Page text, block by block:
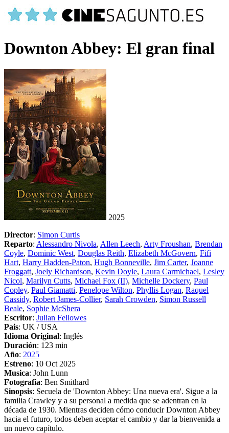
Downton Abbey: El gran final
2025
Director: Simon Curtis
Reparto: Alessandro Nivola, Allen Leech, Arty Froushan, Brendan
Coyle, Dominic West, Douglas Reith, Elizabeth McGovern, Fifi
Hart, Harry Hadden-Paton, Hugh Bonneville, Jim Carter, Joanne
Froggatt, Joely Richardson, Kevin Doyle, Laura Carmichael, Lesley
Nicol, Marilyn Cutts, Michael Fox (II), Michelle Dockery, Paul
Copley, Paul Giamatti, Penelope Wilton, Phyllis Logan, Raquel
Cassidy, Robert James-Collier, Sarah Crowden, Simon Russell
Beale, Sophie McShera
Escritor: Julian Fellowes
Pais: UK / USA
Idioma Original: Inglés
Duración: 123 min
Año: 2025
Estreno: 10 Oct 2025
Musica: John Lunn
Fotografia: Ben Smithard
Sinopsis: Secuela de 'Downton Abbey: Una nueva era'. Sigue a la
familia Crawley y a su personal a medida que se adentran en la
década de 1930. Mientras deciden cómo conducir Downton Abbey
hacia el futuro, todos deben aceptar el cambio y dar la bienvenida a
un nuevo capítulo.